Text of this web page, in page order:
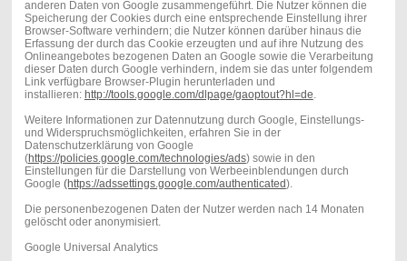
anderen Daten von Google zusammengeführt. Die Nutzer können die
Speicherung der Cookies durch eine entsprechende Einstellung ihrer
Browser-Software verhindern; die Nutzer können darüber hinaus die
Erfassung der durch das Cookie erzeugten und auf ihre Nutzung des
Onlineangebotes bezogenen Daten an Google sowie die Verarbeitung
dieser Daten durch Google verhindern, indem sie das unter folgendem
Link verfügbare Browser-Plugin herunterladen und
installieren: http://tools.google.com/dlpage/gaoptout?hl=de
Weitere Informationen zur Datennutzung durch Google, Einstellungs-
und Widerspruchsmöglichkeiten, erfahren Sie in der
Datenschutzerklärung von Google
(https://policies.google.com/technologies/ads) sowie in den
Einstellungen für die Darstellung von Werbeeinblendungen durch
Google (https://adssettings.google.com/authenticated).
Die personenbezogenen Daten der Nutzer werden nach 14 Monaten
gelöscht oder anonymisiert.
Google Universal Analytics